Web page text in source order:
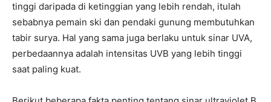
tinggi daripada di ketinggian yang lebih rendah, itulah
sebabnya pemain ski dan pendaki gunung membutuhkan
tabir surya. Hal yang sama juga berlaku untuk sinar UVA,
perbedaannya adalah intensitas UVB yang lebih tinggi
saat paling kuat.